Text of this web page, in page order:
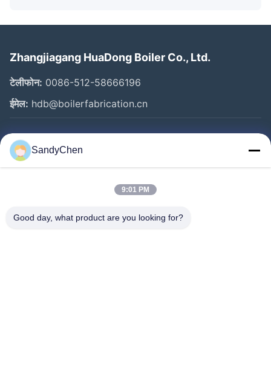
Zhangjiagang HuaDong Boiler Co., Ltd.
टेलीफोन: 0086-512-58666196
ईमेल: hdb@boilerfabrication.cn
त्वरित लिंक
घर
वीडियो
SandyChen
9:01 PM
Good day, what product are you looking for?